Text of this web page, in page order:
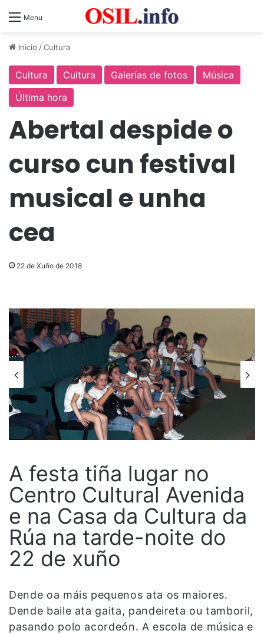
Menu
Inicio /Cultura
Cultura Cultura Galerías de fotos
Música
Última hora
Abertal despide o
curso cun festival
musical e unha
cea
22 de Xuño de 2018
A festa tiña lugar no
Centro Cultural Avenida
e na Casa da Cultura da
Rúa na tarde-noite do
22 de xuño
Dende oa máis pequenos ata os maiores.
Dende baile ata gaita, pandeireta ou tamboril,
pasando polo acordeón. A escola de música e